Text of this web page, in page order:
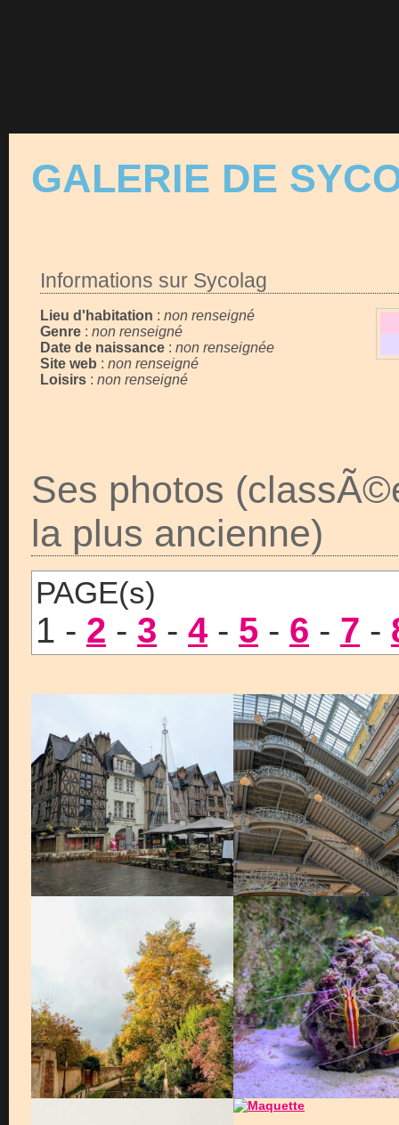
GALERIE DE
Informations sur Sycolag
Lieu d'habitation : non renseigné
Genre : non renseigné
Date de naissance : non renseignée
Site web : non renseigné
Loisirs : non renseigné
Ses photos
la plus ancienne)
PAGE(s)
1 - 2 - 3 - 4 - 5 - 6 - 7 -